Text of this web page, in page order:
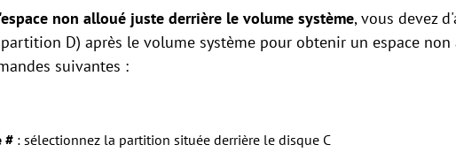
non alloué juste derrière le volume système, vous devez
D) après le volume système pour obtenir un espace non
suivantes :
# : sélectionnez la partition située derrière le disque C